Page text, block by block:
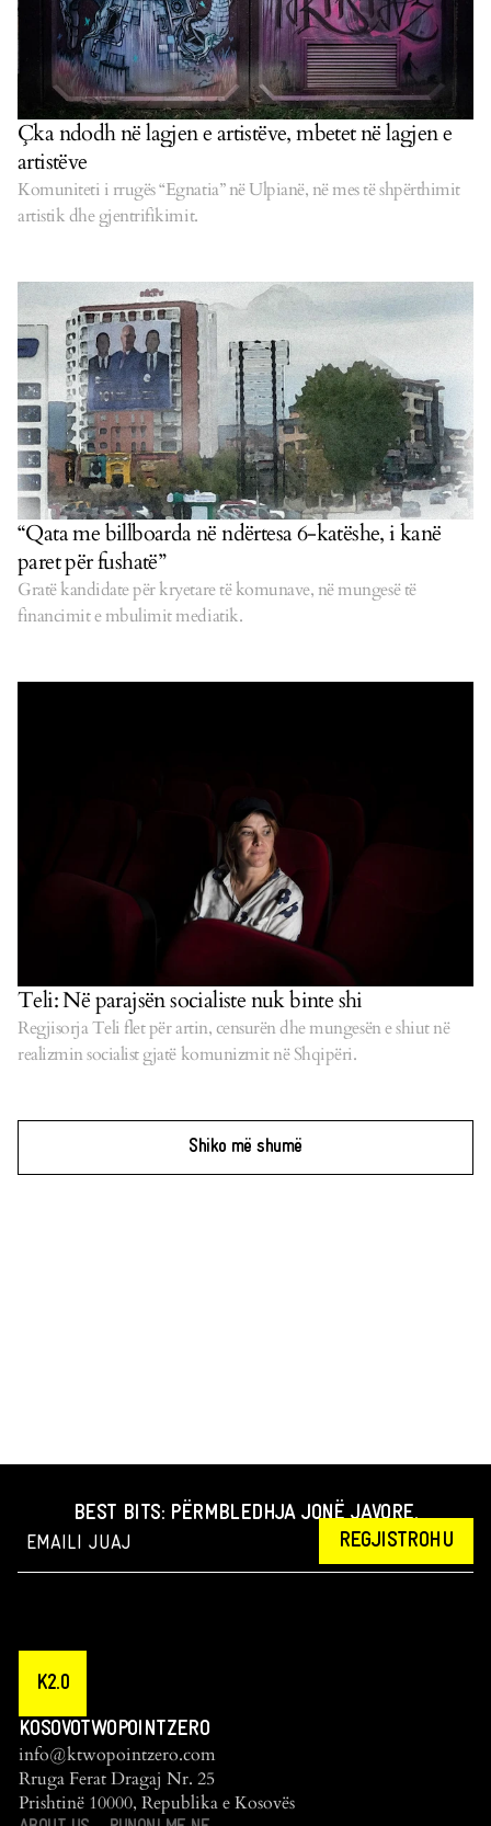
Çka ndodh në lagjen e artistëve, mbetet në lagjen e
artistëve
Komuniteti i rrugës “Egnatia” në Ulpianë, në mes të shpërthimit
artistik dhe gjentrifikimit.
“Qata me billboarda në ndërtesa 6-katëshe, i kanë
paret për fushatë”
Gratë kandidate për kryetare të komunave, në mungesë të
financimit e mbulimit mediatik.
Teli: Në parajsën socialiste nuk binte shi
Regjisorja Teli flet për artin, censurën dhe mungesën e shiut në
realizmin socialist gjatë komunizmit në Shqipëri.
Shiko më shumë
BEST BITS: PËRMBLEDHJA JONË JAVORE.
REGJISTROHU
K2.0
KOSOVOTWOPOINTZERO
info@ktwopointzero.com
Rruga Ferat Dragaj Nr. 25
Prishtinë 10000, Republika e Kosovës